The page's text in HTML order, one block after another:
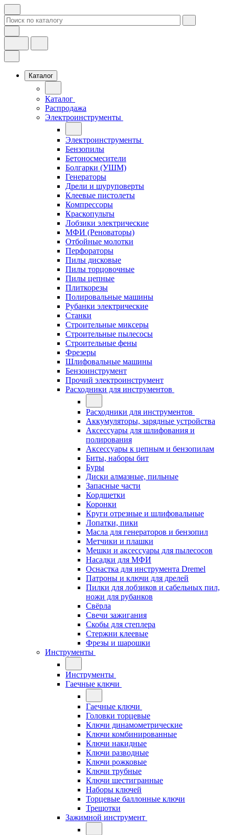
Каталог
Каталог
Распродажа
Электроинструменты
Электроинструменты
Бензопилы
Бетоносмесители
Болгарки (УШМ)
Генераторы
Дрели и шуруповерты
Клеевые пистолеты
Компрессоры
Краскопульты
Лобзики электрические
МФИ (Реноваторы)
Отбойные молотки
Перфораторы
Пилы дисковые
Пилы торцовочные
Пилы цепные
Плиткорезы
Полировальные машины
Рубанки электрические
Станки
Строительные миксеры
Строительные пылесосы
Строительные фены
Фрезеры
Шлифовальные машины
Бензоинструмент
Прочий электроинструмент
Расходники для инструментов
Расходники для инструментов
Аккумуляторы, зарядные устройства
Аксессуары для шлифования и
полирования
Аксессуары к цепным и бензопилам
Биты, наборы бит
Буры
Диски алмазные, пильные
Запасные части
Кордщетки
Коронки
Круги отрезные и шлифовальные
Лопатки, пики
Масла для генераторов и бензопил
Метчики и плашки
Мешки и аксессуары для пылесосов
Насадки для МФИ
Оснастка для инструмента Dremel
Патроны и ключи для дрелей
Пилки для лобзиков и сабельных пил,
ножи для рубанков
Свёрла
Свечи зажигания
Скобы для степлера
Стержни клеевые
Фрезы и шарошки
Инструменты
Инструменты
Гаечные ключи
Гаечные ключи
Головки торцевые
Ключи динамометрические
Ключи комбинированные
Ключи накидные
Ключи разводные
Ключи рожковые
Ключи трубные
Ключи шестигранные
Наборы ключей
Торцевые баллонные ключи
Трещотки
Зажимной инструмент